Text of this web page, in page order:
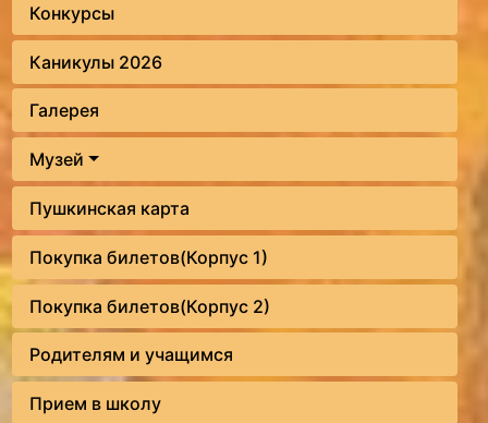
Конкурсы
Каникулы 2026
Галерея
Музей
Пушкинская карта
Покупка билетов(Корпус 1)
Покупка билетов(Корпус 2)
Родителям и учащимся
Прием в школу